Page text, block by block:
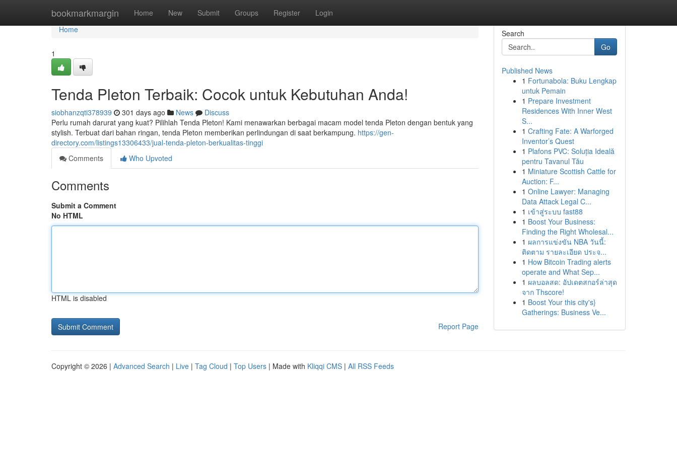
bookmarkmargin Home New Submit Groups Register Login
Home
Home
1
Tenda Pleton Terbaik: Cocok untuk Kebutuhan Anda!
siobhanzqti378939 301 days ago News
Discuss
Perlu rumah darurat yang kuat? Pilihlah Tenda Pleton! Kami menawarkan berbagai macam model tenda Pleton dengan bentuk yang
stylish. Terbuat dari bahan ringan, tenda Pleton memberikan perlindungan di saat berkampung. https://gen-
directory.com/listings13306433/jual-tenda-pleton-berkualitas-tinggi
Comments
Who Upvoted
Comments
Submit a Comment
No HTML
HTML is disabled
Report Page
Search
Go
Published News
1 Fortunabola: Buku Lengkap
untuk Pemain
1 Prepare Investment
Residences With Inner West
S...
1 Crafting Fate: A Warforged
Inventor’s Quest
1 Plafons PVC: Soluția Ideală
pentru Tavanul Tău
1 Miniature Scottish Cattle for
Auction: F...
1 Online Lawyer: Managing
Data Attack Legal C...
1 เข้าสู่ระบบ fast88
1 Boost Your Business:
Finding the Right Wholesal...
1 ผลการแข่งขัน NBA วันนี้:
ติดตาม รายละเอียด ประจ...
1 How Bitcoin Trading alerts
operate and What Sep...
1 ผลบอลสด: อัปเดตสกอร์ล่าสุด
จาก Thscore!
1 Boost Your this city's}
Gatherings: Business Ve...
Copyright © 2026 | Advanced Search | Live | Tag Cloud | Top Users | Made with Kliqqi CMS | All RSS Feeds